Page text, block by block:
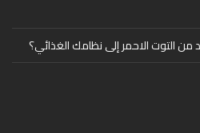
من التوت الاحمر إلى نظامك الغذائي؟